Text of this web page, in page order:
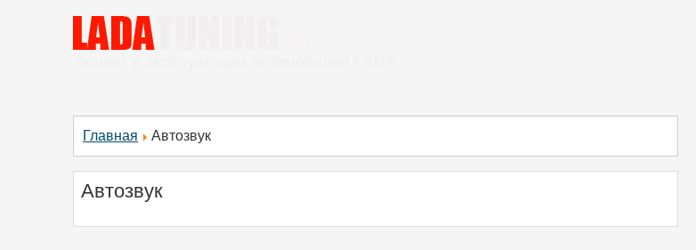
Главная Автозвук
Автозвук